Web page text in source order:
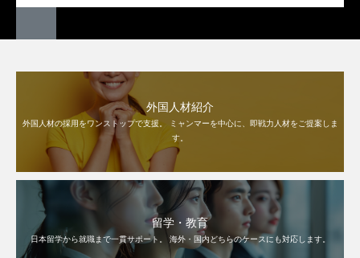
外国人材紹介
外国人材の採用をワンストップで支援。 ミャンマーを中心に、即戦力人材をご提案しま
す。
留学・教育
日本留学から就職まで一貫サポート。 海外・国内どちらのケースにも対応します。